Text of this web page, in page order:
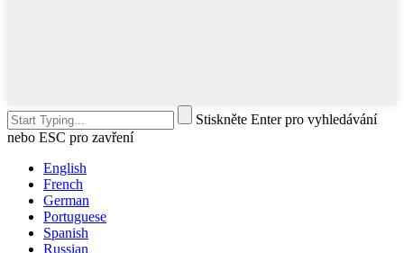
Stiskněte Enter pro vyhledávání
nebo ESC pro zavření
English
French
German
Portuguese
Spanish
Russian